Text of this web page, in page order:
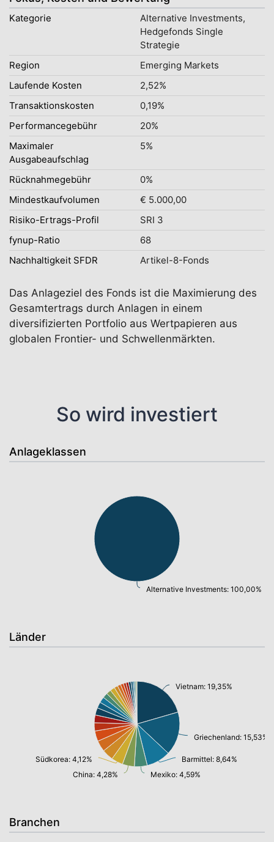
Kategorie
Alternative Investments,
Hedgefonds Single
Strategie
Region
Emerging Markets
Laufende Kosten
2,52%
Transaktionskosten
0,19%
Performancegebühr
20%
Maximaler
Ausgabeaufschlag
5%
Rücknahmegebühr
0%
Mindestkaufvolumen
€ 5.000,00
Risiko-Ertrags-Profil
SRI 3
fynup-Ratio
68
Nachhaltigkeit SFDR
Artikel-8-Fonds
Das Anlageziel des Fonds ist die Maximierung des
Gesamtertrags durch Anlagen in einem
diversifizierten Portfolio aus Wertpapieren aus
globalen Frontier- und Schwellenmärkten.
So wird investiert
Anlageklassen
Alternative Investments: 100,00%
Länder
Vietnam: 19,35%
Griechenland: 15,53%
Barmittel: 8,64%
Mexiko: 4,59%
China: 4,28%
Südkorea: 4,12%
Branchen